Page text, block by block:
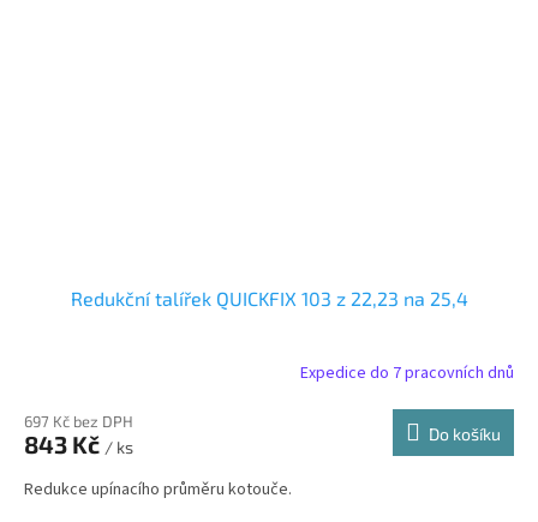
Redukční talířek QUICKFIX 103 z 22,23 na 25,4
Expedice do 7 pracovních dnů
697 Kč bez DPH
843 Kč / ks
Do košíku
Redukce upínacího průměru kotouče.